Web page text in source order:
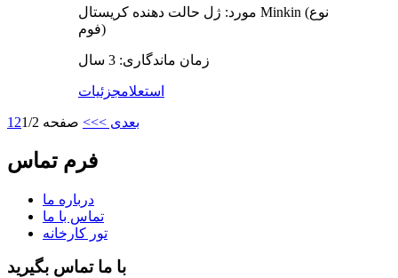
مورد: ژل حالت دهنده کریستال Minkin (نوع
فوم)
زمان ماندگاری: 3 سال
استعلامجزئیات
1 2 بعدی >>> صفحه 1/2
فرم تماس
درباره ما
تماس با ما
تور کارخانه
با ما تماس بگیرید